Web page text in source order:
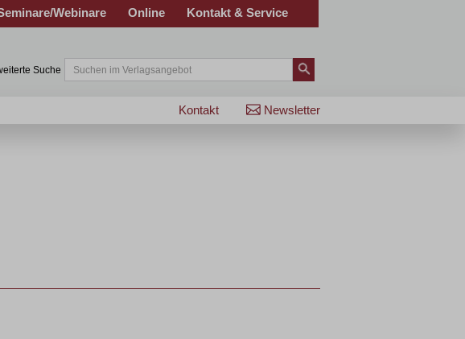
Webinare Online Kontakt & Service
Suche
Newsletter
Kontakt